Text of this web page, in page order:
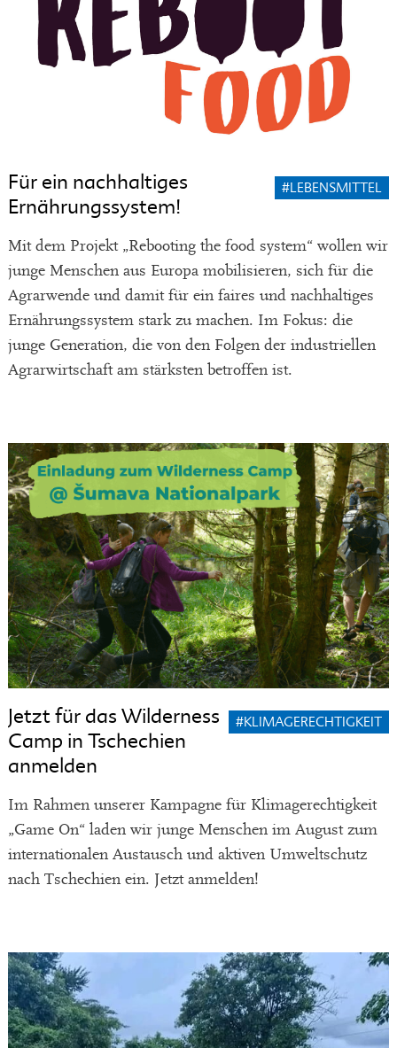
Für ein nachhaltiges
Ernährungssystem!
#LEBENSMITTEL
Mit dem Projekt „Rebooting the food system“ wollen wir
junge Menschen aus Europa mobilisieren, sich für die
Agrarwende und damit für ein faires und nachhaltiges
Ernährungssystem stark zu machen. Im Fokus: die
junge Generation, die von den Folgen der industriellen
Agrarwirtschaft am stärksten betroffen ist.
Jetzt für das Wilderness
Camp in Tschechien
anmelden
#KLIMAGERECHTIGKEIT
Im Rahmen unserer Kampagne für Klimagerechtigkeit
„Game On“ laden wir junge Menschen im August zum
internationalen Austausch und aktiven Umweltschutz
nach Tschechien ein. Jetzt anmelden!